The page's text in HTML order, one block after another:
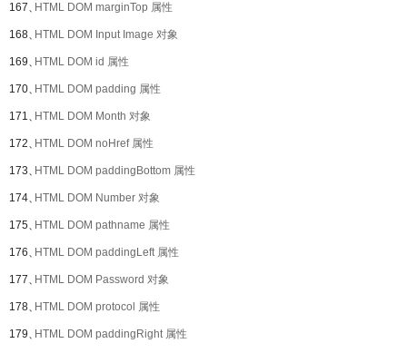
167、HTML DOM marginTop 属性
168、HTML DOM Input Image 对象
169、HTML DOM id 属性
170、HTML DOM padding 属性
171、HTML DOM Month 对象
172、HTML DOM noHref 属性
173、HTML DOM paddingBottom 属性
174、HTML DOM Number 对象
175、HTML DOM pathname 属性
176、HTML DOM paddingLeft 属性
177、HTML DOM Password 对象
178、HTML DOM protocol 属性
179、HTML DOM paddingRight 属性